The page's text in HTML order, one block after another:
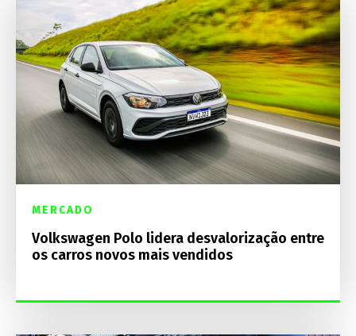
MERCADO
Volkswagen Polo lidera desvalorização entre
os carros novos mais vendidos